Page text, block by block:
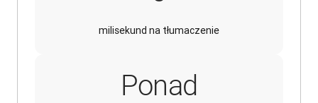
milisekund na tłumaczenie
Ponad